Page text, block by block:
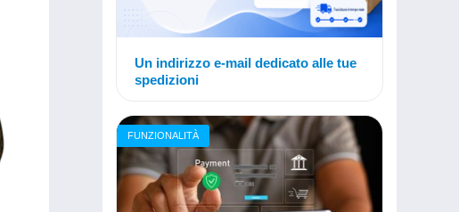
Un indirizzo e-mail dedicato alle tue
spedizioni
FUNZIONALITÀ